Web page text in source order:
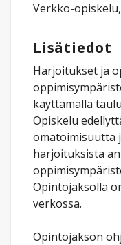
Verkko-
Lisätiedot
Harjoitukset ja
käyttämällä
Opiskelu
omatoimisuutta
harjoituksista
Opintojaksolla
verkossa.
Opintojakson